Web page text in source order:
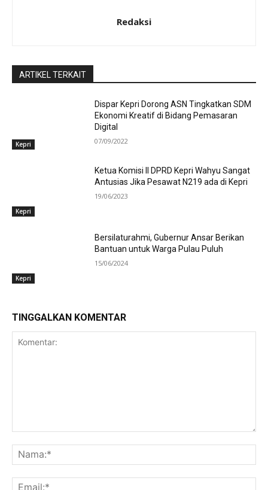
Redaksi
ARTIKEL TERKAIT
Kepri
Dispar Kepri Dorong ASN Tingkatkan SDM
Ekonomi Kreatif di Bidang Pemasaran
Digital
07/09/2022
Kepri
Ketua Komisi II DPRD Kepri Wahyu Sangat
Antusias Jika Pesawat N219 ada di Kepri
19/06/2023
Kepri
Bersilaturahmi, Gubernur Ansar Berikan
Bantuan untuk Warga Pulau Puluh
15/06/2024
TINGGALKAN KOMENTAR